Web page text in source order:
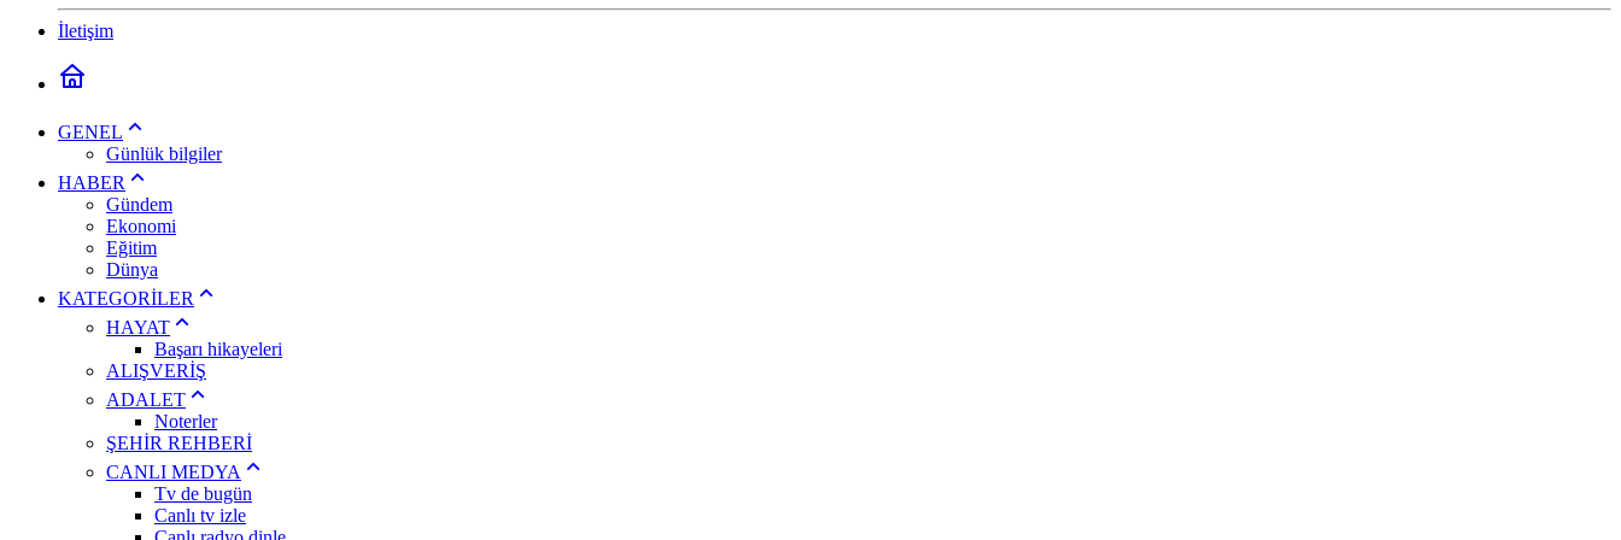
İletişim
GENEL
Günlük bilgiler
HABER
Gündem
Ekonomi
Eğitim
Dünya
KATEGORİLER
HAYAT
Başarı hikayeleri
ALIŞVERİŞ
ADALET
Noterler
ŞEHİR REHBERİ
CANLI MEDYA
Tv de bugün
Canlı tv izle